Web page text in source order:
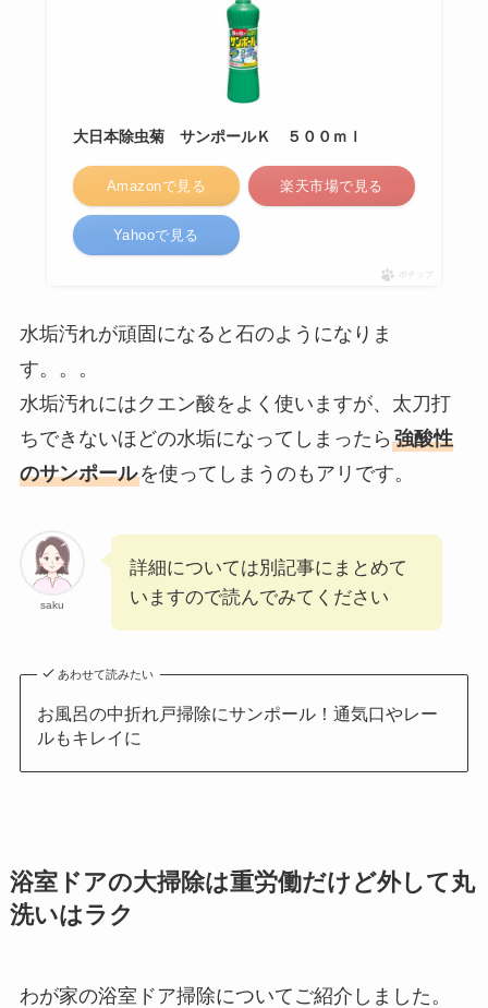
大日本除虫菊 サンポールＫ ５００ｍｌ
Amazonで見る 楽天市場で見る
Yahooで見る
ポチップ
水垢汚れが頑固になると石のようになりま
す。。。
水垢汚れにはクエン酸をよく使いますが、太刀打
ちできないほどの水垢になってしまったら 強酸性
のサンポールを使ってしまうのもアリです。
saku
詳細については別記事にまとめて
いますので読んでみてください
あわせて読みたい
お風呂の中折れ戸掃除にサンポール！通気口やレー
ルもキレイに
浴室ドアの大掃除は重労働だけど外して丸
洗いはラク
わが家の浴室ドア掃除についてご紹介しました。